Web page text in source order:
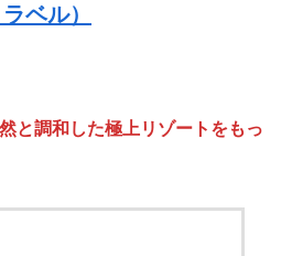
ベル）
調和した極上リゾートをもっ